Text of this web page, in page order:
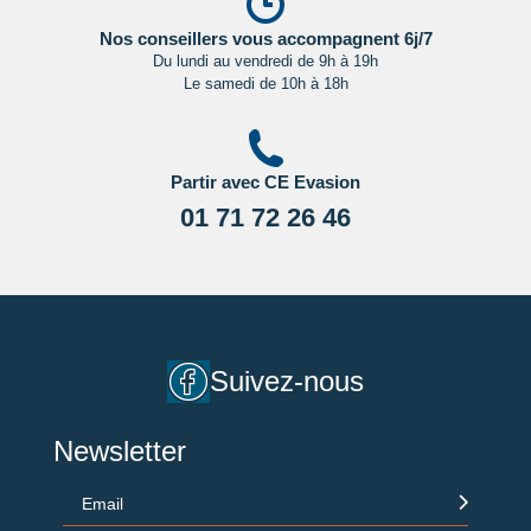
Nos conseillers vous accompagnent 6j/7
Du lundi au vendredi de 9h à 19h
Le samedi de 10h à 18h
Partir avec CE Evasion
01 71 72 26 46
Suivez-nous
Newsletter
Email